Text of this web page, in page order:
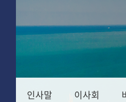
인사말 이사회